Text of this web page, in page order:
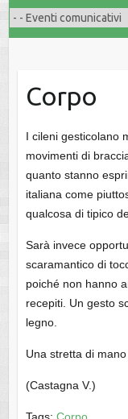
Corpo
I cileni gesticolano
movimenti di
quanto stanno
italiana come
qualcosa di tipico
Sarà invece
scaramantico di
poiché non hanno
recepiti. Un gesto
legno.
Una stretta di
(Castagna V.)